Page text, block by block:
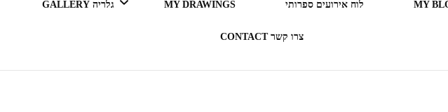
לוח אירועים ספרותי MY DRAWINGS גלריה GALLERY
צרו קשר CONTACT